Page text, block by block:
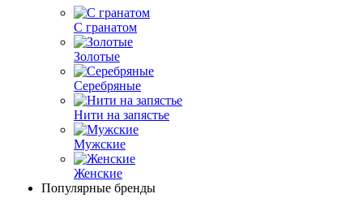
С гранатом
Золотые
Серебряные
Нити на запястье
Мужские
Женские
Популярные бренды